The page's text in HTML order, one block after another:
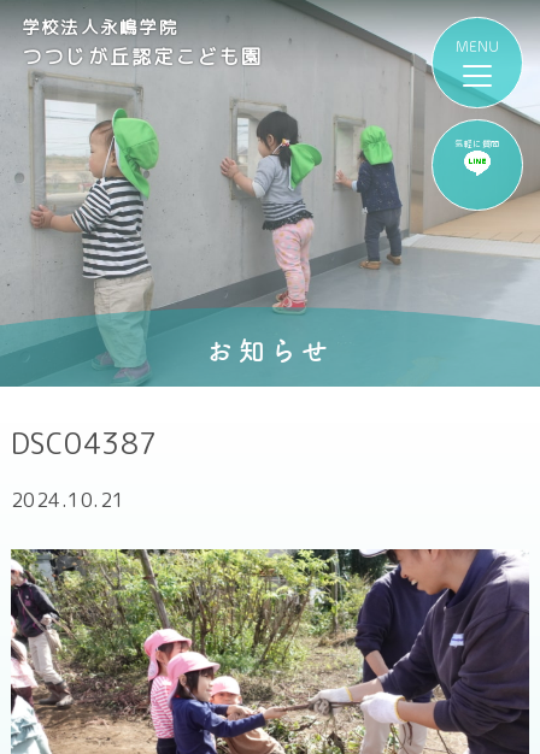
気軽に質問
学校法人永嶋学院
つつじが丘認定こども園
お知らせ
DSC04387
2024.10.21